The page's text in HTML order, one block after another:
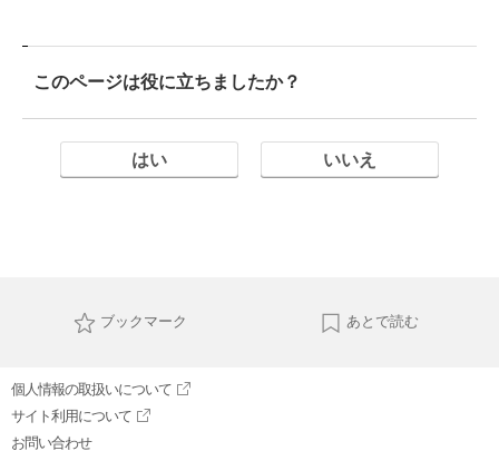
このページは役に立ちましたか？
はい いいえ
ブックマーク あとで読む
個人情報の取扱いについて
サイト利用について
お問い合わせ